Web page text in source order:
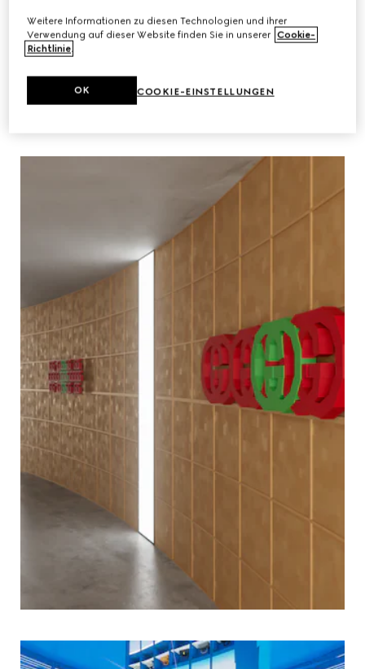
Weitere Informationen zu diesen Technologien und ihrer
Verwendung auf dieser Website finden Sie in unserer Cookie-
Richtlinie.
COOKIE-EINSTELLUNGEN
OK